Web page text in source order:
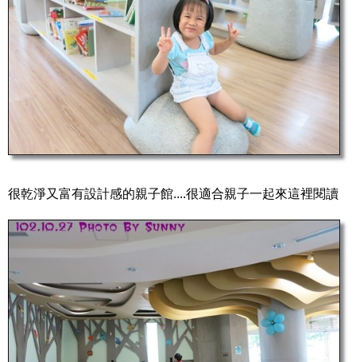
很乾淨又富有設計感的親子館....很適合親子一起來這裡閱讀